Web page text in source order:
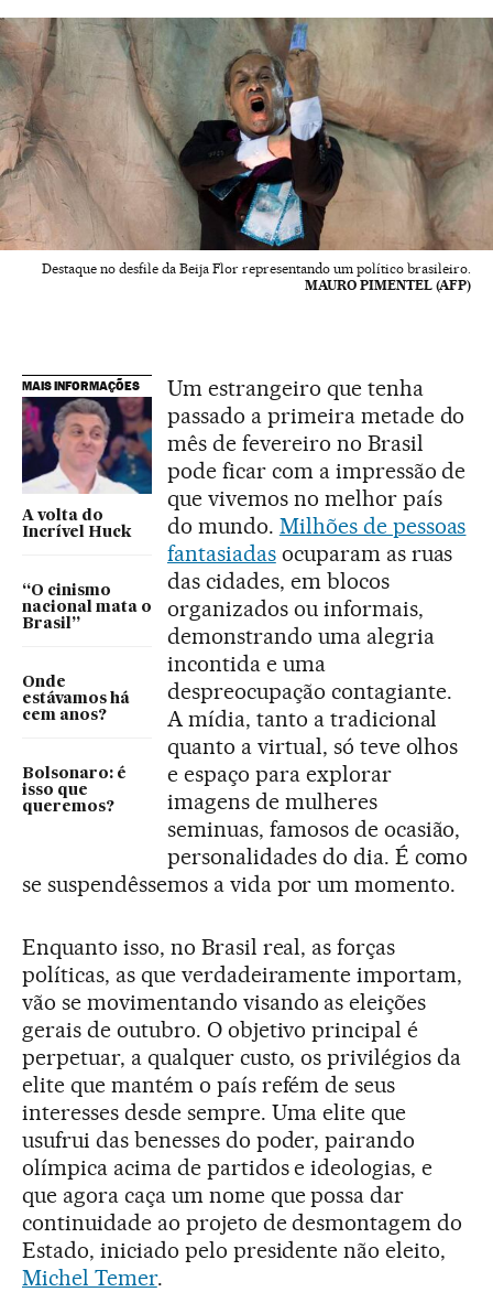
Destaque no desfile da Beija Flor representando um político brasileiro.
MAURO PIMENTEL (AFP)
MAIS INFORMAÇÕES
A volta do
Incrível Huck
“O cinismo
nacional mata o
Brasil”
Onde
estávamos há
cem anos?
Bolsonaro: é
isso que
queremos?
Um estrangeiro que tenha
passado a primeira metade do
mês de fevereiro no Brasil
pode ficar com a impressão de
que vivemos no melhor país
do mundo. Milhões de pessoas
fantasiadasocuparam as ruas
das cidades, em blocos
organizados ou informais,
demonstrando uma alegria
incontida e uma
despreocupação contagiante.
A mídia, tanto a tradicional
quanto a virtual, só teve olhos
e espaço para explorar
imagens de mulheres
seminuas, famosos de ocasião,
personalidades do dia. É como
se suspendêssemos a vida por um momento.
Enquanto isso, no Brasil real, as forças
políticas, as que verdadeiramente importam,
vão se movimentando visando as eleições
gerais de outubro. O objetivo principal é
perpetuar, a qualquer custo, os privilégios da
elite que mantém o país refém de seus
interesses desde sempre. Uma elite que
usufrui das benesses do poder, pairando
olímpica acima de partidos e ideologias, e
que agora caça um nome que possa dar
continuidade ao projeto de desmontagem do
Estado, iniciado pelo presidente não eleito,
Michel Temer.